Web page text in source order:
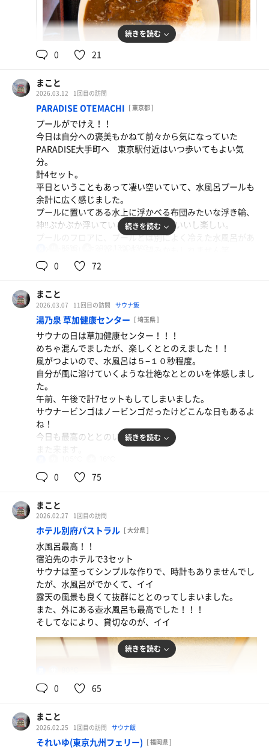
ちと味が濃いが神！！！！
チキンカツカレー
最高だ！！！！！
続きを読む
0 21
まこと
2026.03.12 1回目の訪問
PARADISE OTEMACHI [ 東京都 ]
プールがでけえ！！
今日は自分への褒美もかねて前々から気になっていた
PARADISE大手町へ 東京駅付近はいつ歩いてもよい気
分。
計4セット。
平日ということもあって凄い空いていて、水風呂プールも
余計に広く感じました。
プールに置いてある水上に浮かべる布団みたいな浮き輪、
神‼️ぷかぷか浮いているだけで気持ちいいし楽しい。
プールのフロアに、プールとは別によく冷えた水風呂があ
プールだけでももう最高です‼️
学生のうちは平日に、必ずまた来ます。
続きを読む
0 72
まこと
2026.03.07 11回目の訪問 サウナ飯
湯乃泉 草加健康センター [ 埼玉県 ]
サウナの日は草加健康センター！！！
めちゃ混んでましたが、楽しくととのえました！！
風がつよいので、水風呂は５−１０秒程度。
自分が風に溶けていくような壮絶なととのいを体感しまし
た。
午前、午後で計7セットもしてしまいました。
サウナービンゴはノービンゴだったけどこんな日もあるよ
ね！
今日も最高のととのいでした。
チキンカレー、かつトッピング
カレーはサウナ飯として、申し分ない
続きを読む
0 75
まこと
2026.02.27 1回目の訪問
ホテル別府パストラル [ 大分県 ]
水風呂最高！！
宿泊先のホテルで3セット
サウナは至ってシンプルな作りで、時計もありませんでし
たが、水風呂がでかくて、イイ
露天の風景も良くて抜群にととのってしまいました。
また、外にある壺水風呂も最高でした！！！
そしてなにより、貸切なのが、イイ
続きを読む
0 65
まこと
2026.02.25 1回目の訪問 サウナ飯
それいゆ(東京九州フェリー) [ 福岡県 ]